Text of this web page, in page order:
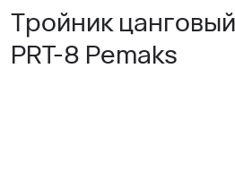
Тройник
PRT-8 Pemaks